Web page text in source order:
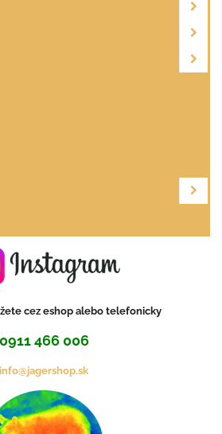
cez eshop alebo telefonicky
0911 466 006
info@jagershop.sk